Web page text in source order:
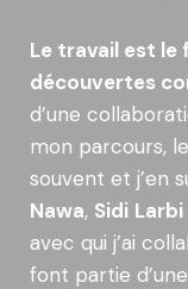
Le travail est le
découvertes
d’une
mon parcours,
souvent et j’en
Nawa, Sidi
avec qui j’ai
font partie d’une